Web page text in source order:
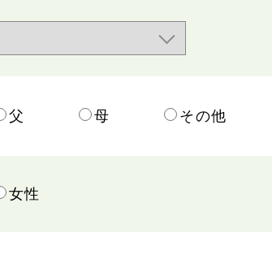
父 母 その他
女性